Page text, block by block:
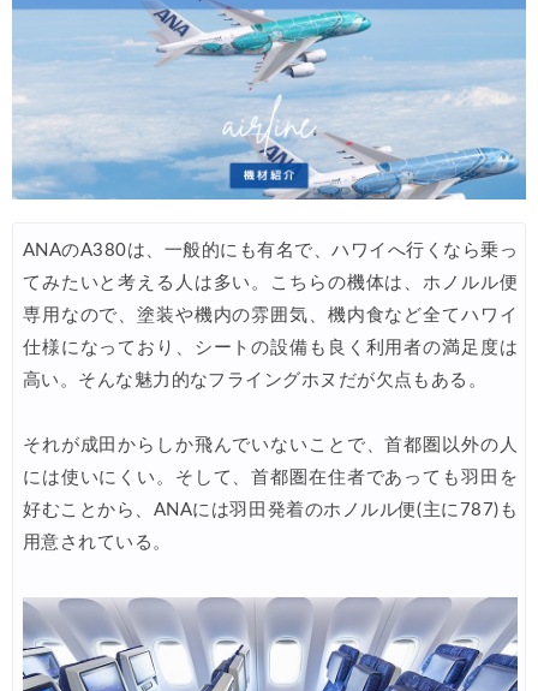
Trip.com) 海外ホテル2%OFFクーポン TRIP1
エアトリ) 海外航空券(60日前) 1,000円OFFクーポン
Trip.com) 海外航空券1%OFFクーポン TRIP2
07/27 Trip.com) タイ旅行 最大50%OFFセール
07/30 楽天トラベル) 海外ツアー 最大10,000円OFFクーポン
07/27 Trip.com) NY/ロンドン/タイ ホテル 10%OFFクーポン
07/27 Trip.com) タイ航空券 10%OFFクーポン
07/25 楽天トラベル) 海外ツアー 最大30,000円OFFクーポン
07/25 Trip.com) 海外航空券(アジア) 6,900円~
HIS) 海外航空券 3,000円OFFクーポン
07/23 Trip.com) 海外航空券 最大2,500円OFFクーポン
07/23 Trip.com) 航空券＋ホテル 最大5,000円OFFクーポン
ANAのA380は、一般的にも有名で、ハワイへ行くなら乗っ
てみたいと考える人は多い。こちらの機体は、ホノルル便
専用なので、塗装や機内の雰囲気、機内食など全てハワイ
仕様になっており、シートの設備も良く利用者の満足度は
高い。そんな魅力的なフライングホヌだが欠点もある。
それが成田からしか飛んでいないことで、首都圏以外の人
には使いにくい。そして、首都圏在住者であっても羽田を
好むことから、ANAには羽田発着のホノルル便(主に787)も
用意されている。